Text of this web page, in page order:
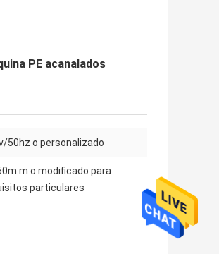
PE acanalados
50hz o personalizado
m o modificado para
particulares